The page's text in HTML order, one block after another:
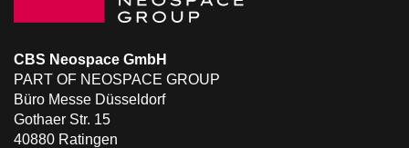
CBS Neospace GmbH
PART OF NEOSPACE GROUP
Büro Messe Düsseldorf
Gothaer Str. 15
40880 Ratingen